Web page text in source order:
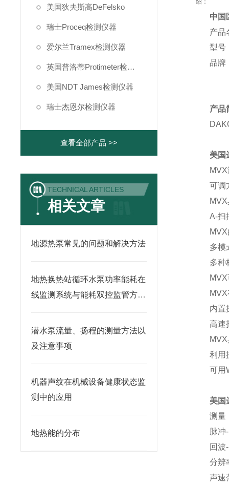
美国狄夫斯高DeFelsko
瑞士Proceq检测仪器
爱尔兰Tramex检测仪器
英国普洛蒂Protimeter检测仪器
美国NDT James检测仪器
瑞士杰恩尔检测仪器
查看全部产品 >>
TECHNICAL ARTICLES
相关文章
地源热泵常见的问题和解决方法
地热换热站循环水泵功率能耗在
线监测系统与能耗双控监管方案
潜水泵流量、扬程的测量方法以
及注意事项
机器声纹在机械设备健康状态监
测中的应用
地热能的分布
绍：
中国
产品
型号
品牌
产品
美国
可调
A-扫
多模
多种
内置
高速
利用
可用
美国
测量
脉冲
回波
分辨
声速